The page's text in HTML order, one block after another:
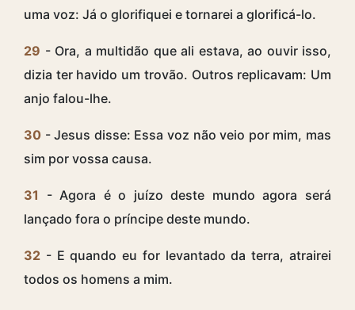
uma voz: Já o glorifiquei e tornarei a glorificá-lo.
29 - Ora, a multidão que ali estava, ao ouvir isso,
dizia ter havido um trovão. Outros replicavam: Um
anjo falou-lhe.
30 - Jesus disse: Essa voz não veio por mim, mas
sim por vossa causa.
31 - Agora é o juízo deste mundo agora será
lançado fora o príncipe deste mundo.
32 - E quando eu for levantado da terra, atrairei
todos os homens a mim.